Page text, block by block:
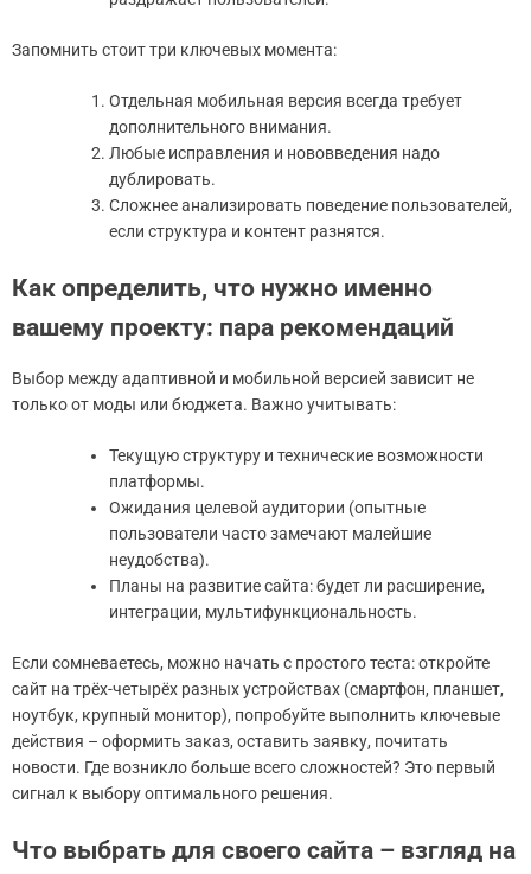
Запомнить стоит три ключевых момента:
Отдельная мобильная версия всегда требует
дополнительного внимания.
Любые исправления и нововведения надо
дублировать.
Сложнее анализировать поведение пользователей,
если структура и контент разнятся.
Как определить, что нужно именно
вашему проекту: пара рекомендаций
Выбор между адаптивной и мобильной версией зависит не
только от моды или бюджета. Важно учитывать:
Текущую структуру и технические возможности
платформы.
Ожидания целевой аудитории (опытные
пользователи часто замечают малейшие
неудобства).
Планы на развитие сайта: будет ли расширение,
интеграции, мультифункциональность.
Если сомневаетесь, можно начать с простого теста: откройте
сайт на трёх-четырёх разных устройствах (смартфон, планшет,
ноутбук, крупный монитор), попробуйте выполнить ключевые
действия – оформить заказ, оставить заявку, почитать
новости. Где возникло больше всего сложностей? Это первый
сигнал к выбору оптимального решения.
Что выбрать для своего сайта – взгляд на